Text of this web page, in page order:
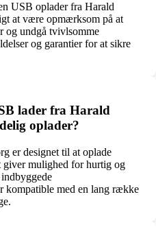
USB oplader fra Harald
at være opmærksom på at
og undgå tvivlsomme
og garantier for at sikre
lader fra Harald
oplader?
er designet til at oplade
mulighed for hurtig og
kompatible med en lang række